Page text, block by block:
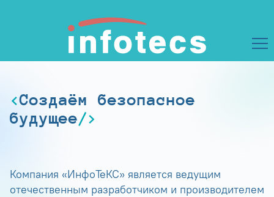
Создаём безопасное
будущее
Компания «ИнфоТеКС» является ведущим
отечественным разработчиком и производителем